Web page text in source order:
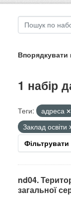
Впорядкувати
1 набір
Теги: адреса
Заклад освіти
Фільтрувати
nd04.
загальної